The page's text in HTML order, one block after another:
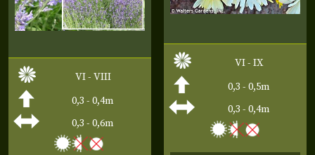
VI - VIII
0,3 - 0,4m
0,3 - 0,6m
VI - IX
0,3 - 0,5m
0,3 - 0,4m